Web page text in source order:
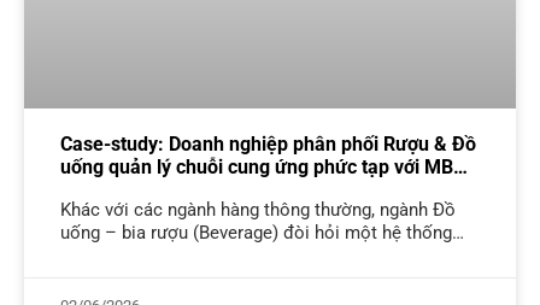
Case-study: Doanh nghiệp phân phối Rượu & Đồ
uống quản lý chuỗi cung ứng phức tạp với MBW
Khác với các ngành hàng thông thường, ngành Đồ
uống – bia rượu (Beverage) đòi hỏi một hệ thống